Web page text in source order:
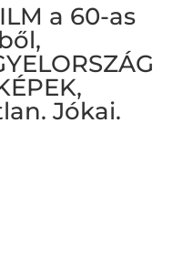
a 60-as
Jókai.